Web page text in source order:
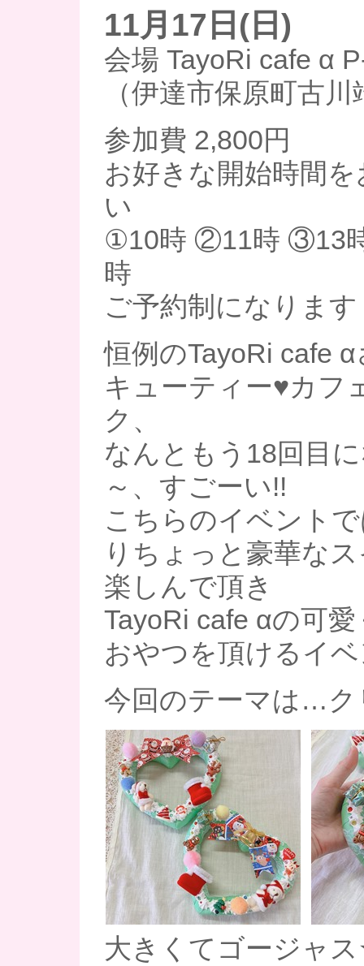
11月17日(日)
会場 TayoRi cafe α
（伊達市保原町古
参加費 2,800円
お好きな開始時間
い
①10時 ②11時 ③13
時
ご予約制になります
恒例のTayoRi cafe
キューティー♥カフ
ク、
なんともう18回目
～、すごーい!!
こちらのイベント
りちょっと豪華な
楽しんで頂き
TayoRi cafe αの可
おやつを頂けるイ
今回のテーマは…
大きくてゴージャ